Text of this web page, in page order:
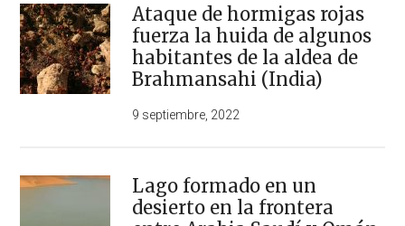
Ataque de hormigas rojas
fuerza la huida de algunos
habitantes de la aldea de
Brahmansahi (India)
9 septiembre, 2022
Lago formado en un
desierto en la frontera